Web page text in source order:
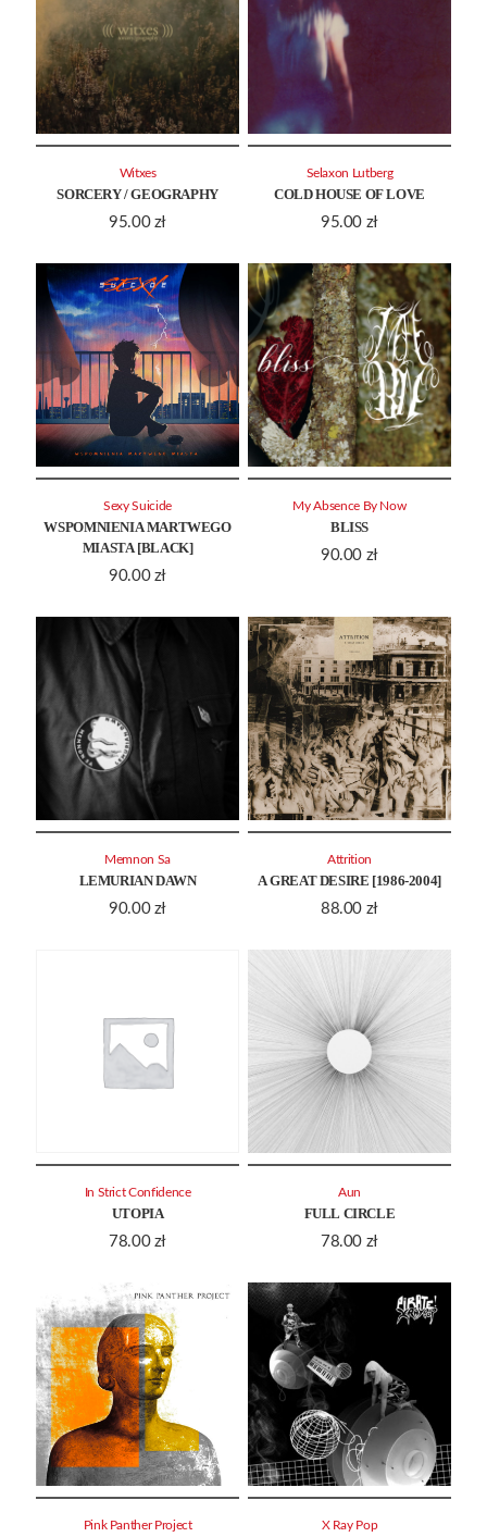
SORCERY / GEOGRAPHY
95.00 zł
Witxes
COLD HOUSE OF LOVE
95.00 zł
Selaxon Lutberg
WSPOMNIENIA MARTWEGO
MIASTA [BLACK]
90.00 zł
Sexy Suicide
BLISS
90.00 zł
My Absence By Now
LEMURIAN DAWN
90.00 zł
Memnon Sa
A GREAT DESIRE [1986-2004]
88.00 zł
Attrition
UTOPIA
78.00 zł
In Strict Confidence
FULL CIRCLE
78.00 zł
Aun
Pink Panther Project X Ray Pop